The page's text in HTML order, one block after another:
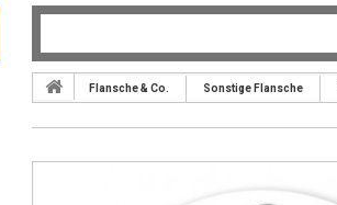
Flansche & Co. Sonstige Flansche